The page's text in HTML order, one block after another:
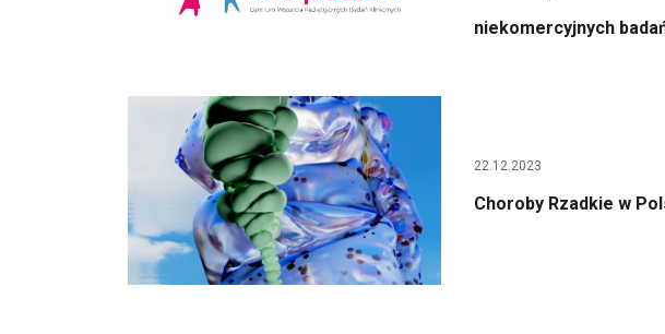
niekomercyjnych
22.12.2023
Choroby Rzadkie w